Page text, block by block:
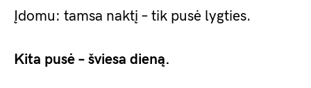
Įdomu: tamsa naktį – tik pusė lygties.
Kita pusė – šviesa dieną.